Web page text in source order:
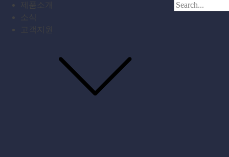
제품소개
소식
고객지원